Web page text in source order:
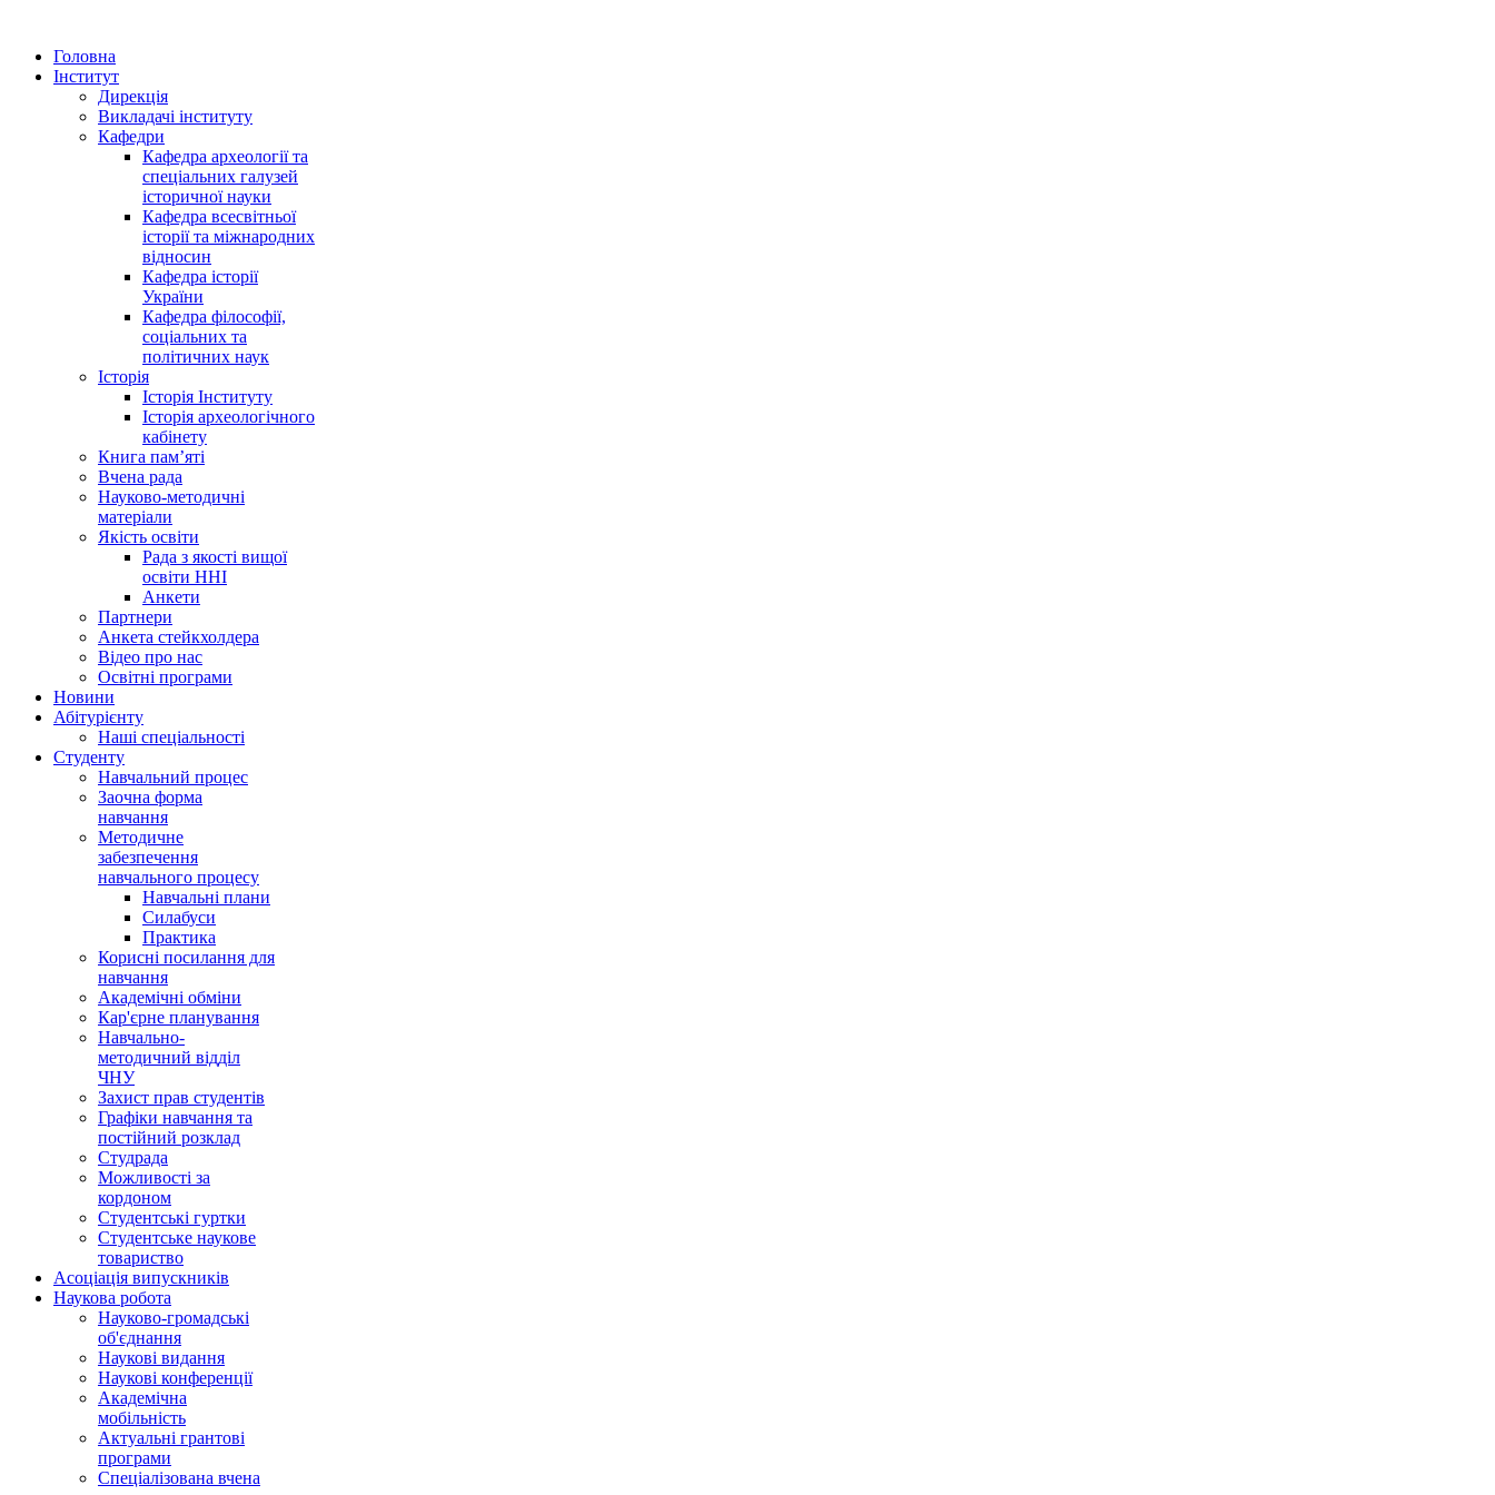
Головна
Інститут
Дирекція
Викладачі інституту
Кафедри
Кафедра археології та
спеціальних галузей
історичної науки
Кафедра всесвітньої
історії та міжнародних
відносин
Кафедра історії
України
Кафедра філософії,
соціальних та
політичних наук
Історія
Історія Інституту
Історія археологічного
кабінету
Книга памʼяті
Вчена рада
Науково-методичні
матеріали
Якість освіти
Рада з якості вищої
освіти ННІ
Анкети
Партнери
Анкета стейкхолдера
Відео про нас
Освітні програми
Hовини
Абітурієнту
Наші спеціальності
Студенту
Навчальний процес
Заочна форма
навчання
Методичне
забезпечення
навчального процесу
Навчальні плани
Силабуси
Практика
Корисні посилання для
навчання
Академічні обміни
Кар'єрне планування
Навчально-
методичний відділ
ЧНУ
Захист прав студентів
Графіки навчання та
постійний розклад
Студрада
Можливості за
кордоном
Студентські гуртки
Студентське наукове
товариство
Асоціація випускників
Наукова робота
Науково-громадські
об'єднання
Наукові видання
Наукові конференції
Академічна
мобільність
Актуальні грантові
програми
Спеціалізована вчена